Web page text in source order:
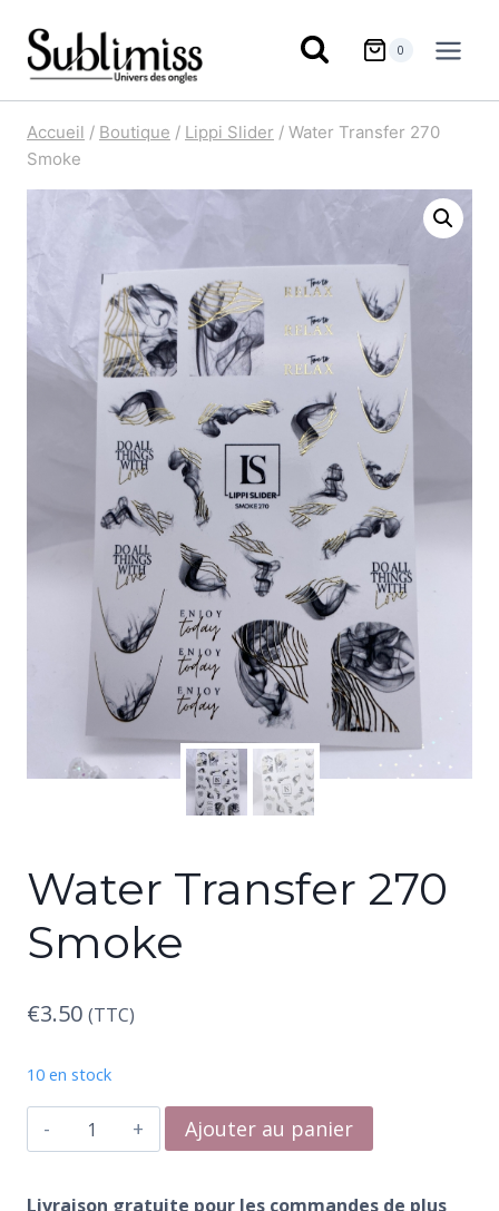
contenu
0
Accueil / Boutique / Lippi Slider / Water Transfer 270
Smoke
Water Transfer 270
Smoke
€3.50 (TTC)
10 en stock
quantité
de
Water
Ajouter au panier
Livraison gratuite pour les commandes de plus